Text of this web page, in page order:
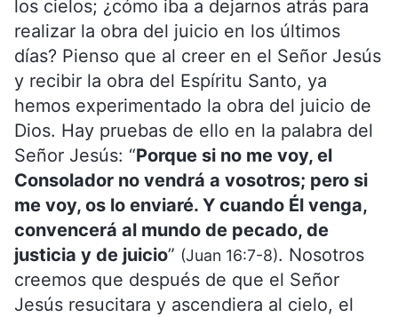
los cielos; ¿cómo iba a dejarnos atrás para
realizar la obra del juicio en los últimos
días? Pienso que al creer en el Señor Jesús
y recibir la obra del Espíritu Santo, ya
hemos experimentado la obra del juicio de
Dios. Hay pruebas de ello en la palabra del
Señor Jesús: “Porque si no me voy, el
Consolador no vendrá a vosotros; pero si
me voy, os lo enviaré. Y cuando Él venga,
convencerá al mundo de pecado, de
justicia y de juicio” (Juan 16:7-8). Nosotros
creemos que después de que el Señor
Jesús resucitara y ascendiera al cielo, el